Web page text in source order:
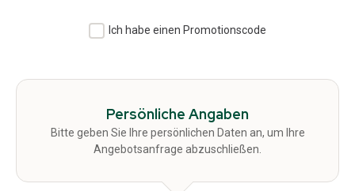
Ich habe einen Promotionscode
Persönliche Angaben
Bitte geben Sie Ihre persönlichen Daten an, um Ihre
Angebotsanfrage abzuschließen.